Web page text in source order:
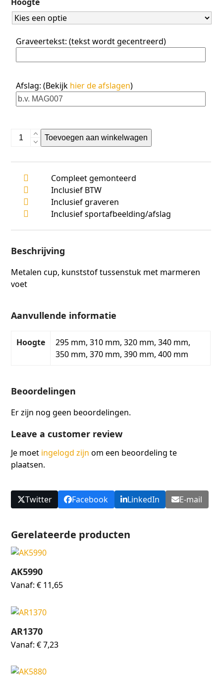
5
Graveertekst: (tekst wordt gecentreerd)
Afslag: (Bekijk hier de afslagen)
AK5720
Toevoegen aan winkelwagen
Compleet gemonteerd
Inclusief BTW
Inclusief graveren
Inclusief sportafbeelding/afslag
Beschrijving
Metalen cup, kunststof tussenstuk met marmeren
voet
Aanvullende informatie
Hoogte
295 mm, 310 mm, 320 mm, 340 mm,
350 mm, 370 mm, 390 mm, 400 mm
Beoordelingen
Er zijn nog geen beoordelingen.
Leave a customer review
Je moet ingelogd zijn om een beoordeling te
plaatsen.
Twitter Facebook LinkedIn E-mail
Gerelateerde producten
AK5990
Vanaf:€ 11,65
AR1370
Vanaf:€7,23